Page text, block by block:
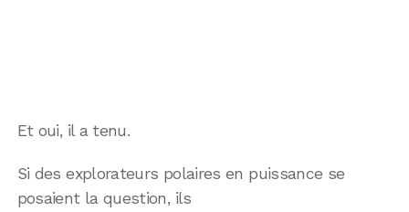
Et oui, il a tenu.
Si des explorateurs polaires en puissance se
posaient la question, ils